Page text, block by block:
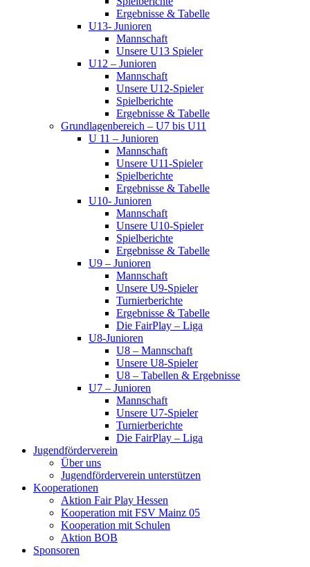
Ergebnisse & Tabelle
U13- Junioren
Mannschaft
Unsere U13 Spieler
U12 – Junioren
Mannschaft
Unsere U12-Spieler
Spielberichte
Ergebnisse & Tabelle
Grundlagenbereich – U7 bis U11
U 11 – Junioren
Mannschaft
Unsere U11-Spieler
Spielberichte
Ergebnisse & Tabelle
U10- Junioren
Mannschaft
Unsere U10-Spieler
Spielberichte
Ergebnisse & Tabelle
U9 – Junioren
Mannschaft
Unsere U9-Spieler
Turnierberichte
Ergebnisse & Tabelle
Die FairPlay – Liga
U8-Junioren
U8 – Mannschaft
Unsere U8-Spieler
U8 – Tabellen & Ergebnisse
U7 – Junioren
Mannschaft
Unsere U7-Spieler
Turnierberichte
Die FairPlay – Liga
Jugendförderverein
Über uns
Jugendförderverein unterstützen
Kooperationen
Aktion Fair Play Hessen
Kooperation mit FSV Mainz 05
Kooperation mit Schulen
Aktion BOB
Sponsoren